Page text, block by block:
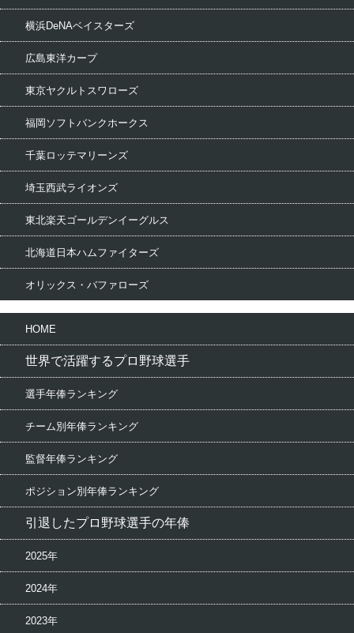
横浜DeNAベイスターズ
広島東洋カープ
東京ヤクルトスワローズ
福岡ソフトバンクホークス
千葉ロッテマリーンズ
埼玉西武ライオンズ
東北楽天ゴールデンイーグルス
北海道日本ハムファイターズ
オリックス・バファローズ
HOME
世界で活躍するプロ野球選手
選手年俸ランキング
チーム別年俸ランキング
監督年俸ランキング
ポジション別年俸ランキング
引退したプロ野球選手の年俸
2025年
2024年
2023年